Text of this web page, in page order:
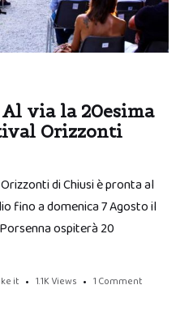
Al via la 20esima
Orizzonti
di Chiusi è pronta al
fino a domenica 7 Agosto il
ospiterà 20
it 1.1K Views 1 Comment